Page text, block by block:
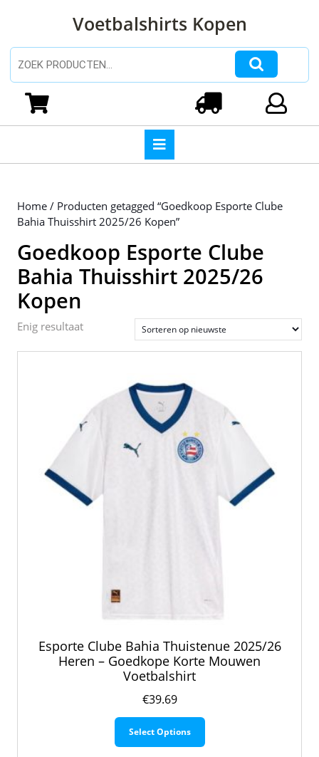
inhoud
Voetbalshirts Kopen
Zoeken naar:
Home / Producten getagged “Goedkoop Esporte Clube
Bahia Thuisshirt 2025/26 Kopen”
Goedkoop Esporte Clube
Bahia Thuisshirt 2025/26
Kopen
Enig resultaat
Esporte Clube Bahia Thuistenue 2025/26
Heren – Goedkope Korte Mouwen
Voetbalshirt
€39.69
Select Options
Dit